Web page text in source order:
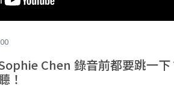
Chen 錄音前都要跳一
！